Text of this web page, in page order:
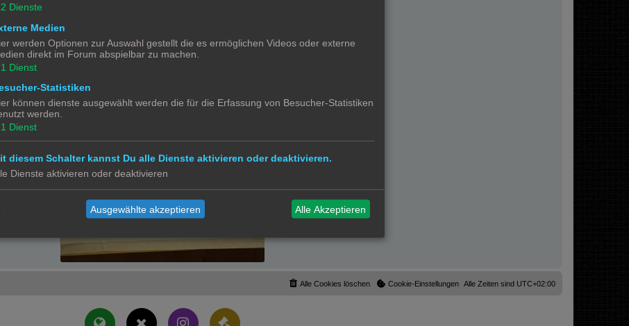
Alle Zeiten sind UTC+02:00
Cookie-Einstellungen
Alle Cookies löschen
2 Dienste
Medien
werden Optionen zur Auswahl gestellt die es ermöglichen Videos oder externe
direkt im Forum abspielbar zu machen.
1 Dienst
Statistiken
können dienste ausgewählt werden die für die Erfassung von Besucher-Statistiken
werden.
1 Dienst
diesem Schalter kannst Du alle Dienste aktivieren oder deaktivieren.
Dienste aktivieren oder deaktivieren
Ausgewählte akzeptieren Alle Akzeptieren